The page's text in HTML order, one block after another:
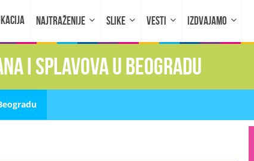
NAJTRAŽENIJE SLIKE VESTI IZDVAJAMO
i splavova u Beogradu